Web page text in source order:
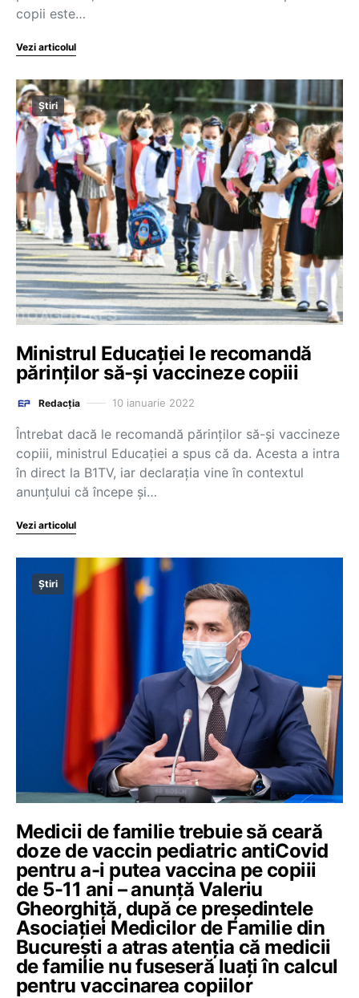
copii este…
Vezi articolul
Știri
Ministrul Educației le recomandă
părinților să-și vaccineze copiii
Redacția 10 ianuarie 2022
Întrebat dacă le recomandă părinților să-și vaccineze
copiii, ministrul Educației a spus că da. Acesta a intra
în direct la B1TV, iar declarația vine în contextul
anunțului că începe și…
Vezi articolul
Știri
Medicii de familie trebuie să ceară
doze de vaccin pediatric antiCovid
pentru a-i putea vaccina pe copiii
de 5-11 ani – anunță Valeriu
Gheorghiță, după ce președintele
Asociației Medicilor de Familie din
București a atras atenția că medicii
de familie nu fuseseră luați în calcul
pentru vaccinarea copiilor